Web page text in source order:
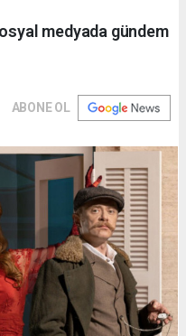
medyada gündem
ABONE OL